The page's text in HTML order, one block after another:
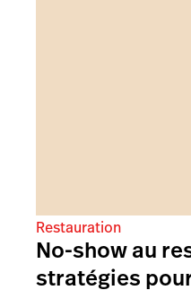
Restauration
No-show au
stratégies